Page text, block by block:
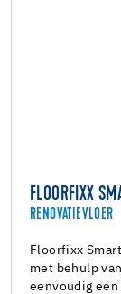
FLOORFIXX
RENOVATIEVLOER
Floorfixx
met behulp
eenvoudig